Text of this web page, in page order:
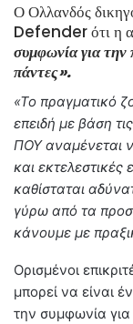
Ο Ολλανδός
Defender ότι η
συμφωνία για την
πάντες».
«Το πραγματικό
επειδή με βάση
ΠΟΥ αναμένεται
και
καθίσταται
γύρω από τα
κάνουμε με
Ορισμένοι
μπορεί να είναι
την συμφωνία